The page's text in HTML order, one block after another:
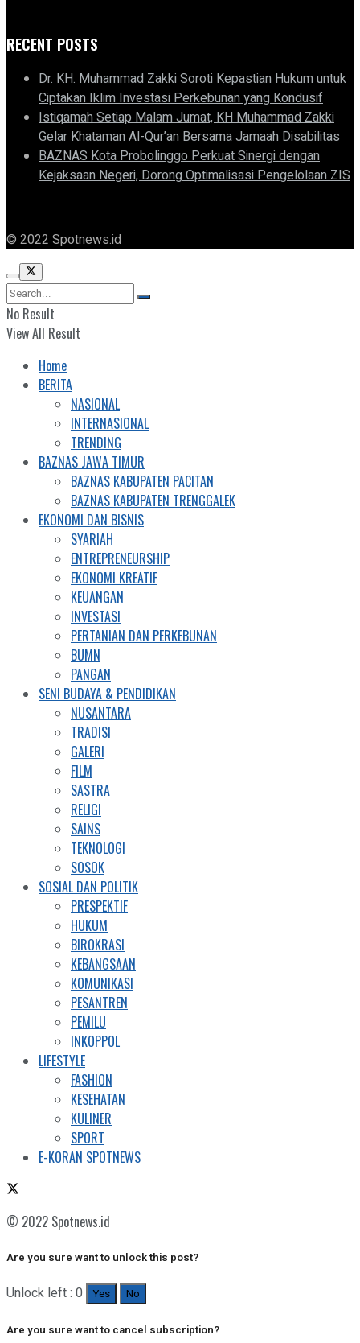
RECENT POSTS
Dr. KH. Muhammad Zakki Soroti Kepastian Hukum untuk
Ciptakan Iklim Investasi Perkebunan yang Kondusif
Istiqamah Setiap Malam Jumat, KH Muhammad Zakki
Gelar Khataman Al-Qur’an Bersama Jamaah Disabilitas
BAZNAS Kota Probolinggo Perkuat Sinergi dengan
Kejaksaan Negeri, Dorong Optimalisasi Pengelolaan ZIS
© 2022 Spotnews.id
No Result
View All Result
Home
BERITA
NASIONAL
INTERNASIONAL
TRENDING
BAZNAS JAWA TIMUR
BAZNAS KABUPATEN PACITAN
BAZNAS KABUPATEN TRENGGALEK
EKONOMI DAN BISNIS
SYARIAH
ENTREPRENEURSHIP
EKONOMI KREATIF
KEUANGAN
INVESTASI
PERTANIAN DAN PERKEBUNAN
BUMN
PANGAN
SENI BUDAYA & PENDIDIKAN
NUSANTARA
TRADISI
GALERI
FILM
SASTRA
RELIGI
SAINS
TEKNOLOGI
SOSOK
SOSIAL DAN POLITIK
PRESPEKTIF
HUKUM
BIROKRASI
KEBANGSAAN
KOMUNIKASI
PESANTREN
PEMILU
INKOPPOL
LIFESTYLE
FASHION
KESEHATAN
KULINER
SPORT
E-KORAN SPOTNEWS
© 2022 Spotnews.id
Are you sure want to unlock this post?
Unlock left : 0 Yes No
Are you sure want to cancel subscription?